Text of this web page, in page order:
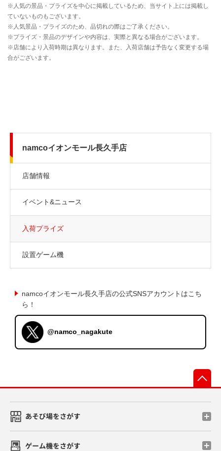
namcoイオンモール長久手店
店舗情報
イベント&ニュース
入荷プライズ
設置ゲーム機
namcoイオンモール長久手店の公式SNSアカウントはこち
ら！
@namco_nagakute
あそび場をさがす
ゲーム機をさがす